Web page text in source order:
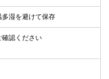
湿を避けて保存
確認ください